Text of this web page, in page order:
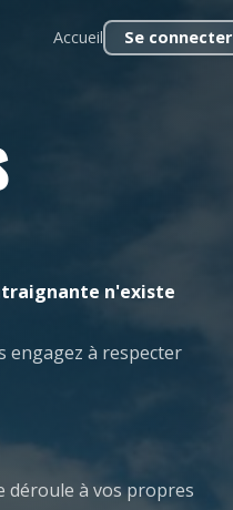
Accueil Se connecter
n'existe
à respecter
déroule à vos propres